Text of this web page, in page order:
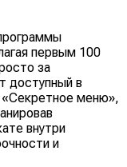
первым 100
за
доступный в
«Секретное меню»,
внутри
и